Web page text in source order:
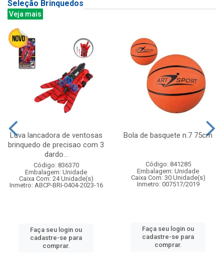
Seleção Brinquedos
Veja mais
Luva lancadora de ventosas
brinquedo de precisao com 3
dardo...
Código: 836370
Embalagem: Unidade
Caixa Com: 24 Unidade(s)
Inmetro: ABCP-BRI-0404-2023-16
Faça seu login ou
cadastre-se para
comprar.
Bola de basquete n.7 75cm
Código: 841285
Embalagem: Unidade
Caixa Com: 30 Unidade(s)
Inmetro: 007517/2019
Faça seu login ou
cadastre-se para
comprar.